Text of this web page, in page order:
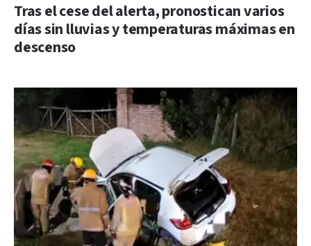
Tras el cese del alerta, pronostican varios
días sin lluvias y temperaturas máximas en
descenso